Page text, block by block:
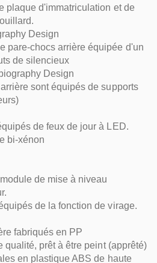
plaque d'immatriculation et de
Design
pare-chocs arrière équipée d'un
de silencieux
Design
sont équipés de supports
de feux de jour à LED.
bi-xénon
de mise à niveau
de la fonction de virage.
fabriqués en PP
qualité, prêt à être peint (apprêté)
en plastique ABS de haute